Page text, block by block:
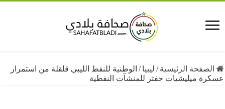
الرئيسية /ليبيا / الوطنية للنفط الليبي قلقلة من استمرار
ميليشيات حفتر للمنشآت النفطية